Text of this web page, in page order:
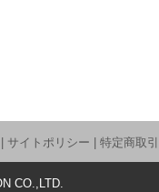
サイトポリシー 特定商取
CO.,LTD.